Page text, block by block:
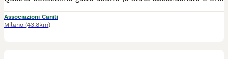
Associazioni Canili
Milano (43.8km)